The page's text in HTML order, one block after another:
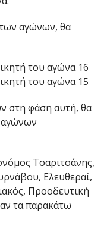
αγώνων, θα
του αγώνα 16
του αγώνα 15
στη φάση αυτή, θα
αγώνων
Τσαριτσάνης,
Ελευθεραί,
Προοδευτική
τα παρακάτω